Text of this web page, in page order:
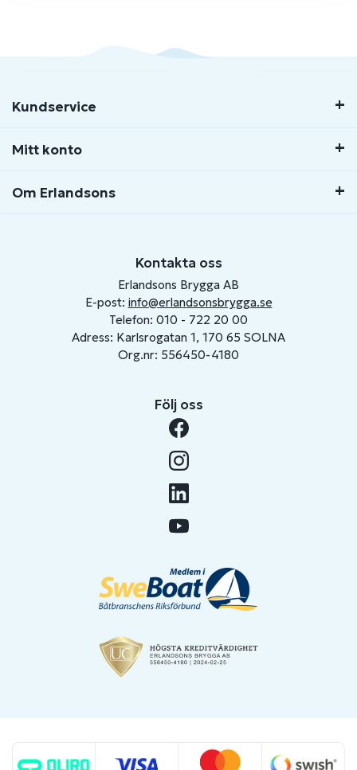
Kundservice
Mitt konto
Om Erlandsons
Kontakta oss
Erlandsons Brygga AB
E-post: info@erlandsonsbrygga.se
Telefon: 010 - 722 20 00
Adress: Karlsrogatan 1, 170 65 SOLNA
Org.nr: 556450-4180
Följ oss